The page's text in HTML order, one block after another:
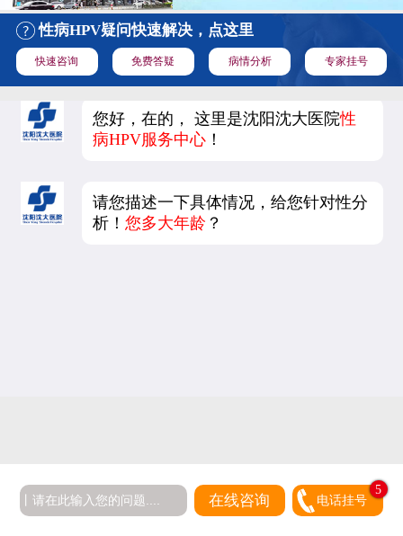
性病HPV疑问快速解决，点这里
快速咨询 免费答疑 病情分析 专家挂号
您好，在的， 这里是沈阳沈大医院性
病HPV服务中心 ！
请您描述一下具体情况，给您针对性分
析！您多大年龄 ？
在线咨询 电话挂号
5